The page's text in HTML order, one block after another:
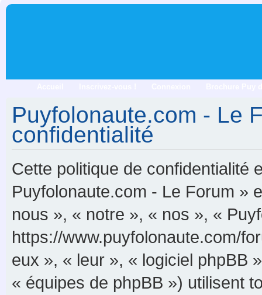
Puyfolonaute.com - Le
confidentialité
Cette politique de confidentialité
Puyfolonaute.com - Le Forum »
nous », « notre », « nos », «
https://www.puyfolonaute.com/
eux », « leur », « logiciel phpBB
« équipes de phpBB ») utilisent